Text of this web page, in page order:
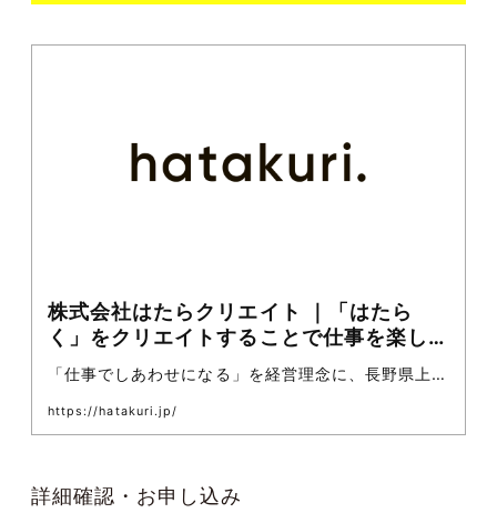
株式会社はたらクリエイト ｜「はたら
く」をクリエイトすることで仕事を楽しむ
人を増やす
「仕事でしあわせになる」を経営理念に、長野県上田
でいます。女性がキャリアを積みにくい地方特有の課
事業開発を実施。
https://hatakuri.jp/
詳細確認・お申し込み